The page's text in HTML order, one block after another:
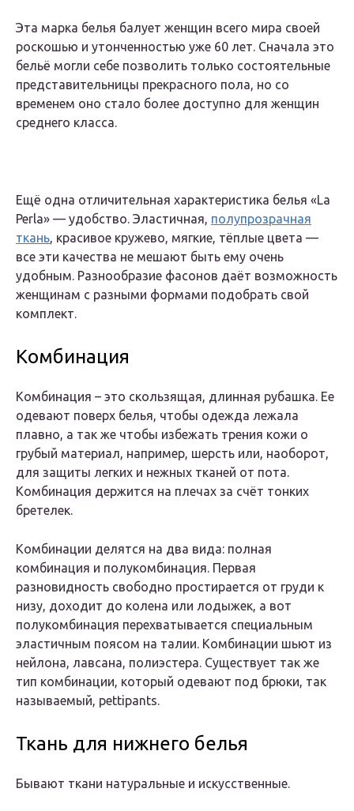
Эта марка белья балует женщин всего мира своей
роскошью и утонченностью уже 60 лет. Сначала это
бельё могли себе позволить только состоятельные
представительницы прекрасного пола, но со
временем оно стало более доступно для женщин
среднего класса.
Ещё одна отличительная характеристика белья «La
Perla» — удобство. Эластичная, полупрозрачная
ткань, красивое кружево, мягкие, тёплые цвета —
все эти качества не мешают быть ему очень
удобным. Разнообразие фасонов даёт возможность
женщинам с разными формами подобрать свой
комплект.
Комбинация
Комбинация – это скользящая, длинная рубашка. Ее
одевают поверх белья, чтобы одежда лежала
плавно, а так же чтобы избежать трения кожи о
грубый материал, например, шерсть или, наоборот,
для защиты легких и нежных тканей от пота.
Комбинация держится на плечах за счёт тонких
бретелек.
Комбинации делятся на два вида: полная
комбинация и полукомбинация. Первая
разновидность свободно простирается от груди к
низу, доходит до колена или лодыжек, а вот
полукомбинация перехватывается специальным
эластичным поясом на талии. Комбинации шьют из
нейлона, лавсана, полиэстера. Существует так же
тип комбинации, который одевают под брюки, так
называемый, pettipants.
Ткань для нижнего белья
Бывают ткани натуральные и искусственные.